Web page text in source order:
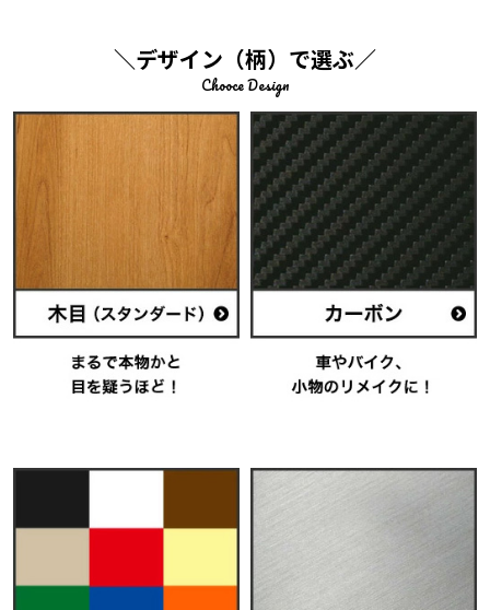
＼デザイン（柄）で選ぶ／
Chooce Design